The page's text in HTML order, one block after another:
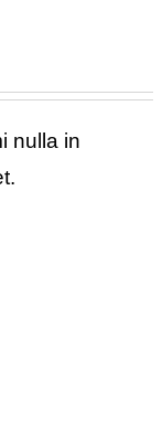
nulla in